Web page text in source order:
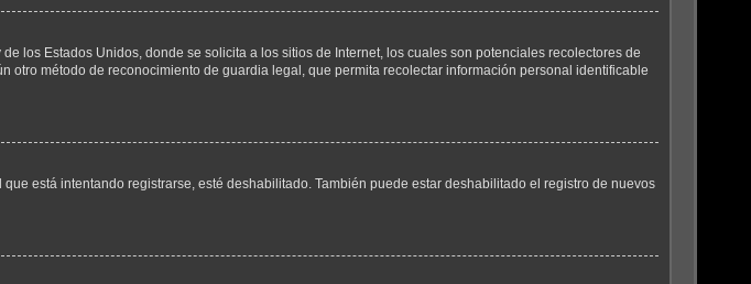
los Estados Unidos, donde se solicita a los sitios de Internet, los cuales son potenciales recolectores de
método de reconocimiento de guardia legal, que permita recolectar información personal identificable
está intentando registrarse, esté deshabilitado. También puede estar deshabilitado el registro de nuevos